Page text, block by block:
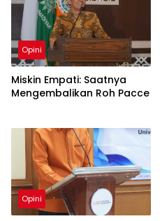
Opini
Miskin Empati: Saatnya
Mengembalikan Roh Pacce
Opini